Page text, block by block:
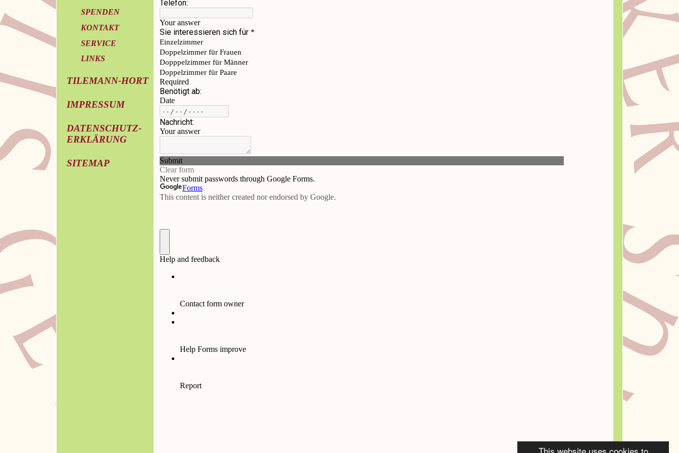
SPENDEN
KONTAKT
SERVICE
LINKS
TILEMANN-HORT
IMPRESSUM
DATENSCHUTZ-
ERKLÄRUNG
SITEMAP